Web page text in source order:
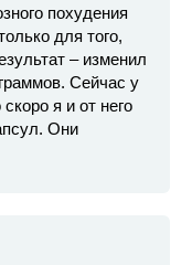
похудения
для того,
– изменил
Сейчас у
я и от него
Они